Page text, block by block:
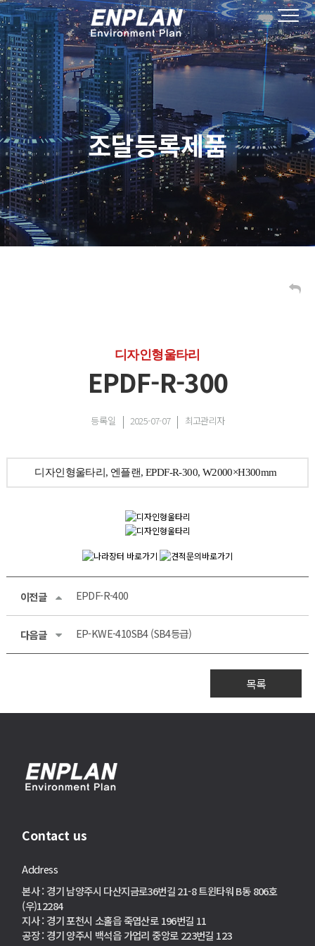
조달등록제품
디자인형울타리
EPDF-R-300
등록일 2025-07-07 최고관리자
디자인형울타리, 엔플랜, EPDF-R-300, W2000×H300mm
이전글 EPDF-R-400
다음글 EP-KWE-410SB4 (SB4등급)
목록
Contact us
Address
본사 : 경기 남양주시 다산지금로36번길 21-8 트윈타워 B동 806호
(우)12284
지사 : 경기 포천시 소홀읍 죽엽산로 196번길 11
공장 : 경기 양주시 백석읍 가업리 중앙로 223번길 123